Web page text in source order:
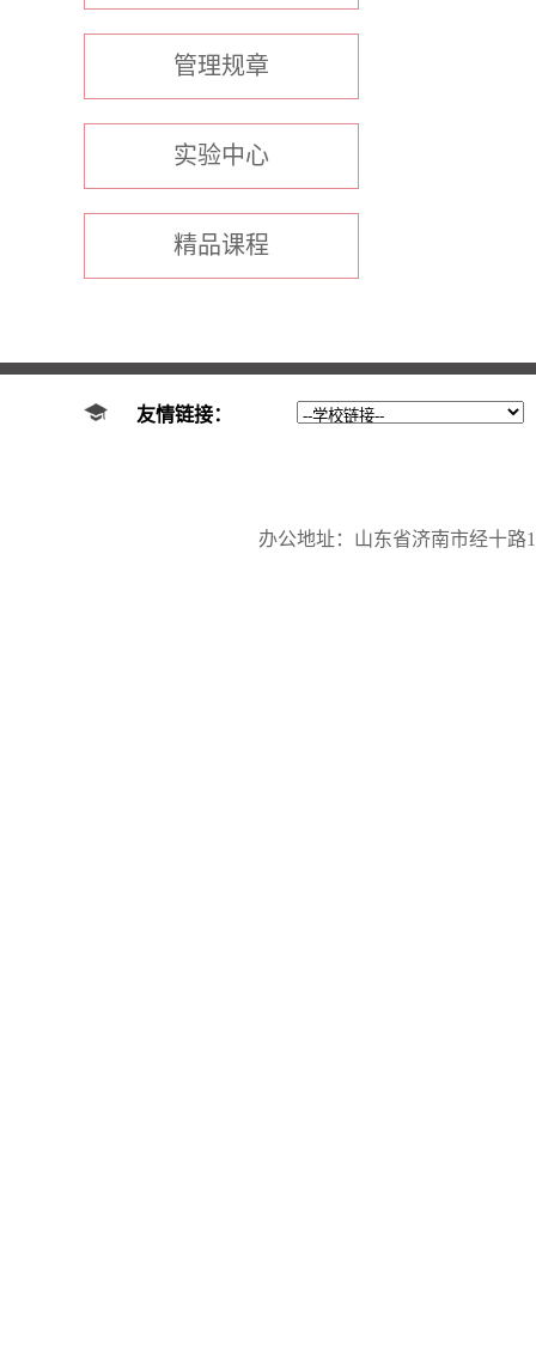
管理规章
实验中心
精品课程
友情链接：
办公地址：山东省济南市经十路